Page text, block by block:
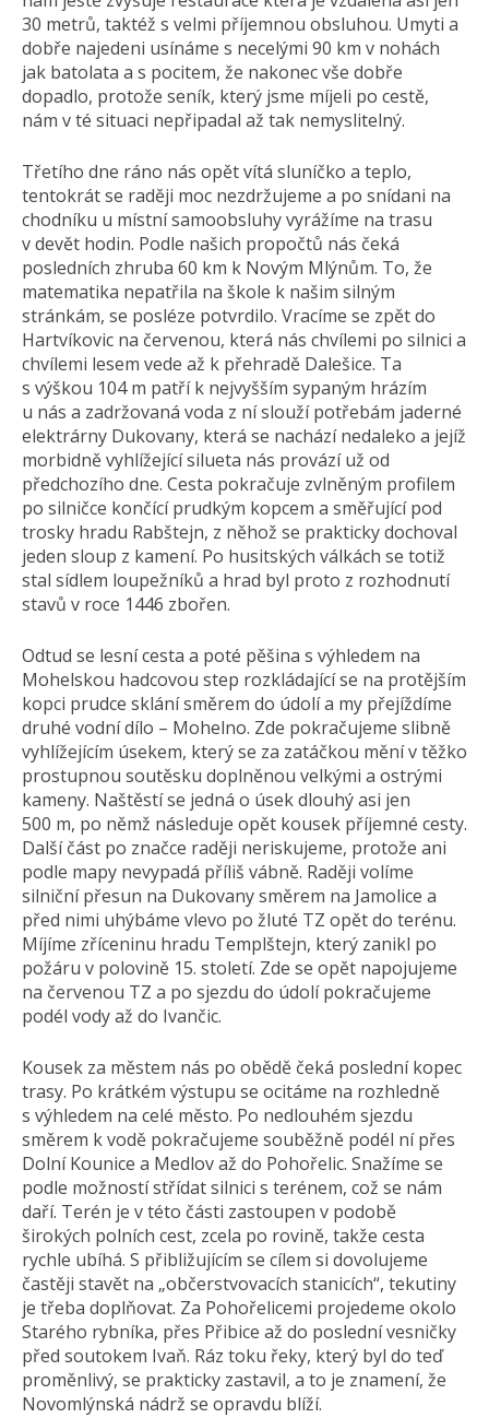
30 metrů, taktéž s velmi příjemnou obsluhou. Umyti a
dobře najedeni usínáme s necelými 90 km v nohách
jak batolata a s pocitem, že nakonec vše dobře
dopadlo, protože seník, který jsme míjeli po cestě,
nám v té situaci nepřipadal až tak nemyslitelný.
Třetího dne ráno nás opět vítá sluníčko a teplo,
tentokrát se raději moc nezdržujeme a po snídani na
chodníku u místní samoobsluhy vyrážíme na trasu
v devět hodin. Podle našich propočtů nás čeká
posledních zhruba 60 km k Novým Mlýnům. To, že
matematika nepatřila na škole k našim silným
stránkám, se posléze potvrdilo. Vracíme se zpět do
Hartvíkovic na červenou, která nás chvílemi po silnici a
chvílemi lesem vede až k přehradě Dalešice. Ta
s výškou 104 m patří k nejvyšším sypaným hrázím
u nás a zadržovaná voda z ní slouží potřebám jaderné
elektrárny Dukovany, která se nachází nedaleko a jejíž
morbidně vyhlížející silueta nás provází už od
předchozího dne. Cesta pokračuje zvlněným profilem
po silničce končící prudkým kopcem a směřující pod
trosky hradu Rabštejn, z něhož se prakticky dochoval
jeden sloup z kamení. Po husitských válkách se totiž
stal sídlem loupežníků a hrad byl proto z rozhodnutí
stavů v roce 1446 zbořen.
Odtud se lesní cesta a poté pěšina s výhledem na
Mohelskou hadcovou step rozkládající se na protějším
kopci prudce sklání směrem do údolí a my přejíždíme
druhé vodní dílo – Mohelno. Zde pokračujeme slibně
vyhlížejícím úsekem, který se za zatáčkou mění v těžko
prostupnou soutěsku doplněnou velkými a ostrými
kameny. Naštěstí se jedná o úsek dlouhý asi jen
500 m, po němž následuje opět kousek příjemné cesty.
Další část po značce raději neriskujeme, protože ani
podle mapy nevypadá příliš vábně. Raději volíme
silniční přesun na Dukovany směrem na Jamolice a
před nimi uhýbáme vlevo po žluté TZ opět do terénu.
Míjíme zříceninu hradu Templštejn, který zanikl po
požáru v polovině 15. století. Zde se opět napojujeme
na červenou TZ a po sjezdu do údolí pokračujeme
podél vody až do Ivančic.
Kousek za městem nás po obědě čeká poslední kopec
trasy. Po krátkém výstupu se ocitáme na rozhledně
s výhledem na celé město. Po nedlouhém sjezdu
směrem k vodě pokračujeme souběžně podél ní přes
Dolní Kounice a Medlov až do Pohořelic. Snažíme se
podle možností střídat silnici s terénem, což se nám
daří. Terén je v této části zastoupen v podobě
širokých polních cest, zcela po rovině, takže cesta
rychle ubíhá. S přibližujícím se cílem si dovolujeme
častěji stavět na „občerstvovacích stanicích“, tekutiny
je třeba doplňovat. Za Pohořelicemi projedeme okolo
Starého rybníka, přes Přibice až do poslední vesničky
před soutokem Ivaň. Ráz toku řeky, který byl do teď
proměnlivý, se prakticky zastavil, a to je znamení, že
Novomlýnská nádrž se opravdu blíží.